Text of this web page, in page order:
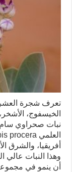
تعرف شجرة العشر
الخيسفوج،
نبات صحراوي سام،
أفريقيا، والشرق
وهذا النبات عالي
أن ينمو في